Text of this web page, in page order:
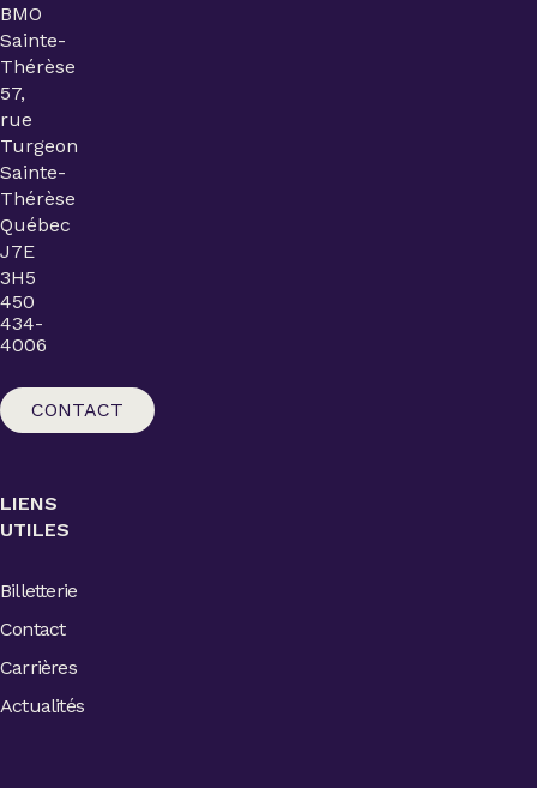
BMO
Sainte-
Thérèse
57,
rue
Turgeon
Sainte-
Thérèse
Québec
J7E
3H5
450
434-
4006
CONTACT
LIENS
UTILES
Billetterie
Contact
Carrières
Actualités